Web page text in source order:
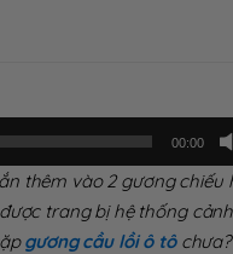
00:00
thêm vào 2 gương chiếu
trang bị hệ thống
gương cầu lồi ô tô chưa?